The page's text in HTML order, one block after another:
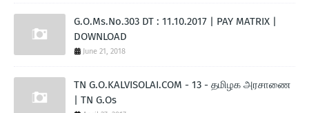
G.O.Ms.No.303 DT : 11.10.2017 | PAY MATRIX |
DOWNLOAD
June 21, 2018
TN G.O.KALVISOLAI.COM - 13 - தமிழக அரசாணை
| TN G.Os